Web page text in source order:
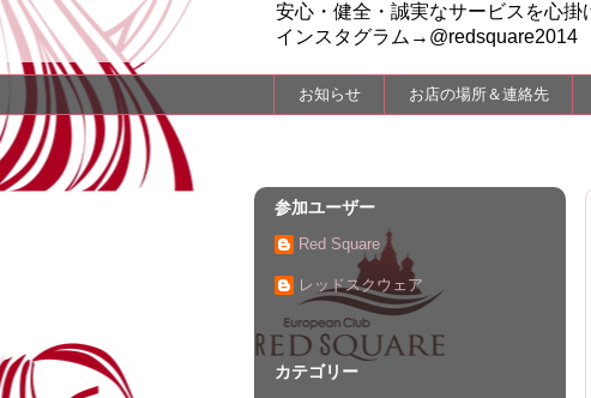
安心・健全・誠実なサービスを心掛
インスタグラム→@redsquare2014
お知らせ お店の場所＆連絡先
参加ユーザー
Red Square
レッドスクウェア
カテゴリー